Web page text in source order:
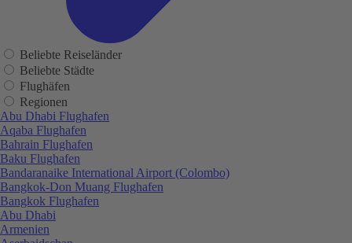
Beliebte Reiseländer
Beliebte Städte
Flughäfen
Regionen
Abu Dhabi Flughafen
Aqaba Flughafen
Bahrain Flughafen
Baku Flughafen
Bandaranaike International Airport (Colombo)
Bangkok-Don Muang Flughafen
Bangkok Flughafen
Abu Dhabi
Armenien